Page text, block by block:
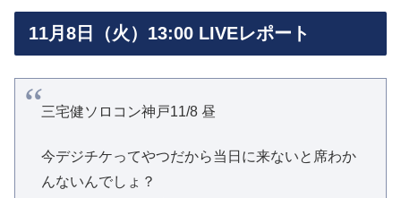
11月8日（火）13:00 LIVEレポート
三宅健ソロコン神戸11/8 昼
今デジチケってやつだから当日に来ないと席わか
んないんでしょ？